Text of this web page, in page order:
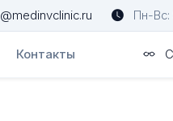
Пн-Вс:
Контакты